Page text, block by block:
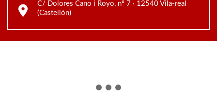
C/ Dolores Cano i Royo, nº 7 · 12540 Vila-real
(Castellón)